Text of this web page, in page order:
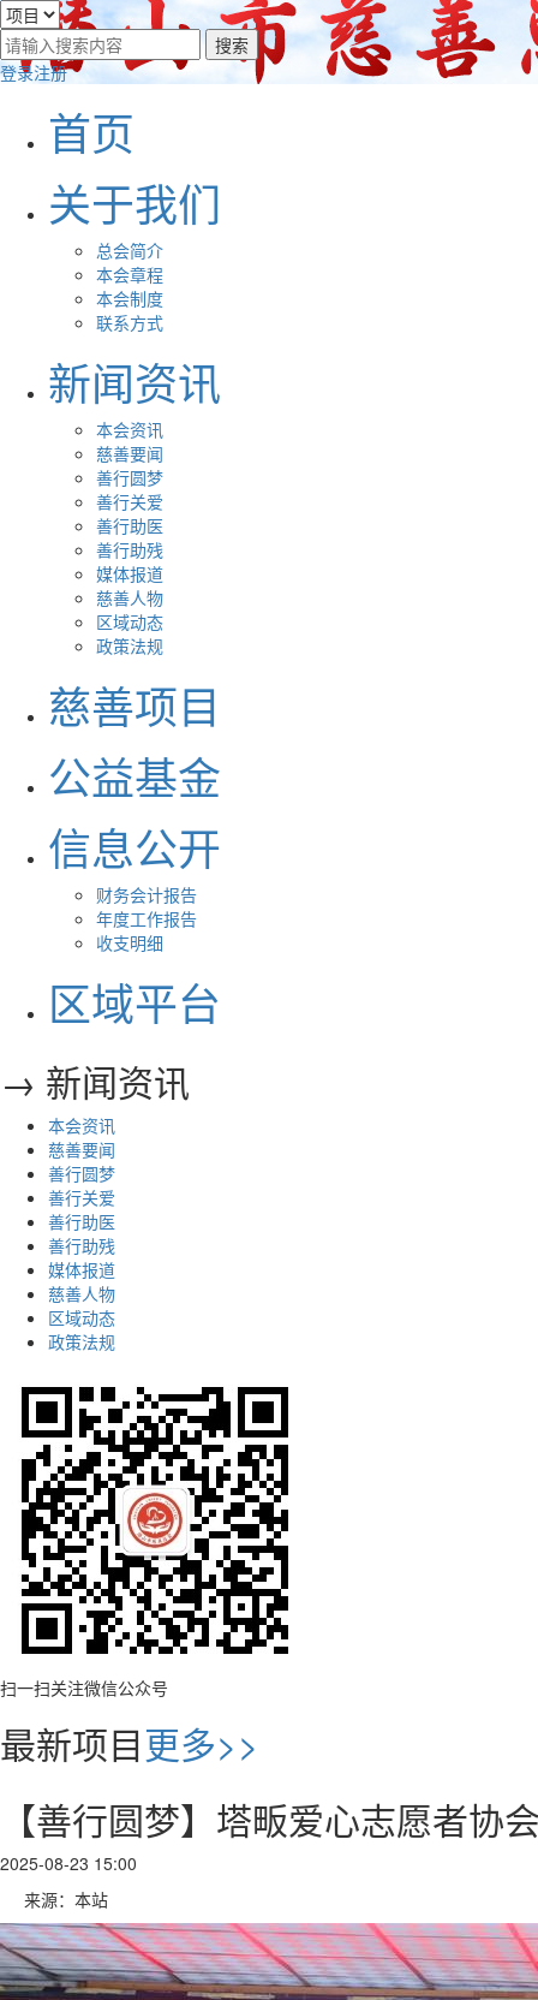
登录注册
首页
关于我们
总会简介
本会章程
本会制度
联系方式
新闻资讯
本会资讯
慈善要闻
善行圆梦
善行关爱
善行助医
善行助残
媒体报道
慈善人物
区域动态
政策法规
慈善项目
公益基金
信息公开
财务会计报告
年度工作报告
收支明细
区域平台
→ 新闻资讯
本会资讯
慈善要闻
善行圆梦
善行关爱
善行助医
善行助残
媒体报道
慈善人物
区域动态
政策法规
扫一扫关注微信公众号
最新项目更多>>
【善行圆梦】塔畈爱心志愿者协
2025-08-23 15:00
来源：本站